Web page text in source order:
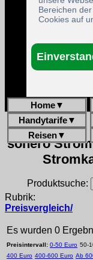
Home▼
Handytarife▼
Reisen▼
sonero
Produktsuche:
Rubrik:
Preisvergleich/
Es wurden 0
Preisintervall: 0-50 Euro 50-
400 Euro 400-600 Euro Ab
Bereichen
Cookies auf